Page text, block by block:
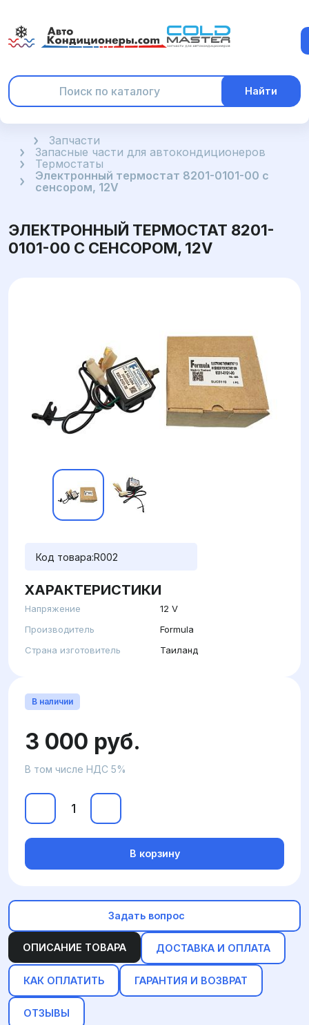
Найти
ГлавнаяЗапчасти
Запасные части для автокондиционеров
Термостаты
Электронный термостат 8201-0101-00 с
сенсором, 12V
ЭЛЕКТРОННЫЙ ТЕРМОСТАТ 8201-
0101-00 С СЕНСОРОМ, 12V
Код товара:R002
ХАРАКТЕРИСТИКИ
Напряжение
12 V
Производитель
Formula
Страна изготовитель
Таиланд
ОПИСАНИЕ ТОВАРА ДОСТАВКА И ОПЛАТА
КАК ОПЛАТИТЬ ГАРАНТИЯ И ВОЗВРАТ
ОТЗЫВЫ
В наличии
3 000 руб.
В том числе НДС 5%
В корзину
Задать вопрос